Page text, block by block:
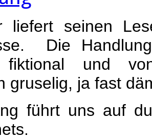
liefert seinen
Die
fiktional und
gruselig, ja fast
führt uns auf